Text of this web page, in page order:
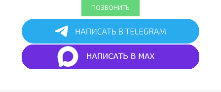
ПОЗВОНИТЬ